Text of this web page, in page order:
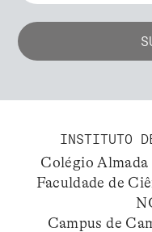
INSTITUTO
Colégio Almada
Faculdade de
Campus de